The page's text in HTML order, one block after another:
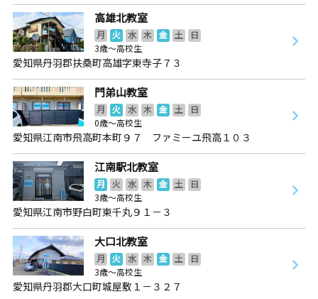
高雄北教室
月 火 水 木 金 土
日
3歳～高校生
愛知県丹羽郡扶桑町高雄字東寺子７３
門弟山教室
月 火 水 木 金 土
日
0歳～高校生
愛知県江南市飛高町本町９７ ファミーユ飛高１０３
江南駅北教室
月 火 水 木 金 土
日
3歳～高校生
愛知県江南市野白町東千丸９１－３
大口北教室
月 火 水 木 金 土
日
3歳～高校生
愛知県丹羽郡大口町城屋敷１－３２７